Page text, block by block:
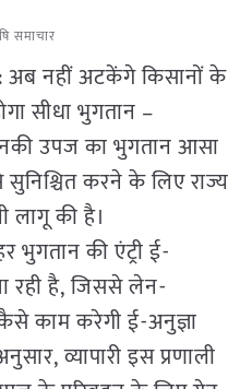
समाचार
अब नहीं अटकेंगे किसानों के
सीधा भुगतान –
उपज का भुगतान आसा
करने के लिए राज्य
लागू की है।
की एंट्री ई-
रही है, जिससे लेन-
कैसे काम करेगी ई-अनुज्ञा
व्यापारी इस प्रणाली